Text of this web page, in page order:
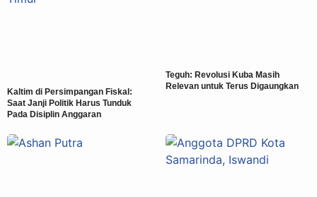
Kaltim di Persimpangan Fiskal:
Saat Janji Politik Harus Tunduk
Pada Disiplin Anggaran
Teguh: Revolusi Kuba Masih
Relevan untuk Terus Digaungkan